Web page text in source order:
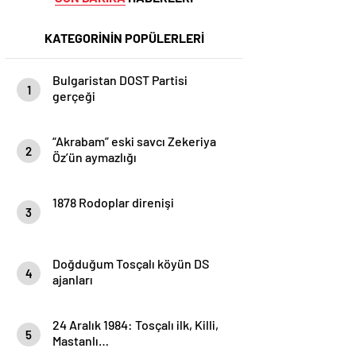
KATEGORİNİN POPÜLERLERİ
1
Bulgaristan DOST Partisi
gerçeği
2
“Akrabam” eski savcı Zekeriya
Öz’ün aymazlığı
3
1878 Rodoplar direnişi
4
Doğduğum Tosçalı köyün DS
ajanları
5
24 Aralık 1984: Tosçalı ilk, Killi,
Mastanlı…